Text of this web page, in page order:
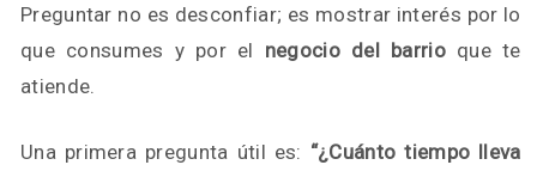
Preguntar no es desconfiar; es mostrar interés por lo
que consumes y por el negocio del barrioque te
atiende.
Una primera pregunta útil es: “¿Cuánto tiempo lleva